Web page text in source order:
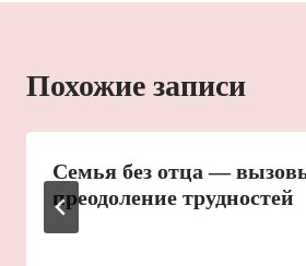
Похожие записи
Семья без отца —
преодоление трудностей